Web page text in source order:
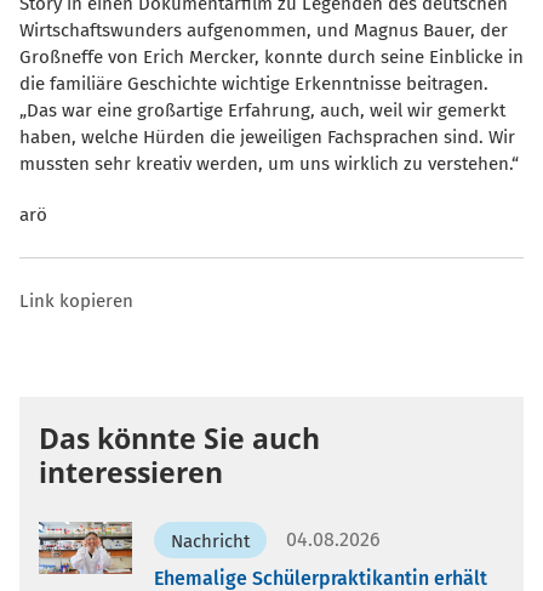
Wirtschaftswunders aufgenommen, und Magnus Bauer, der
Großneffe von Erich Mercker, konnte durch seine Einblicke in
die familiäre Geschichte wichtige Erkenntnisse beitragen.
Das war eine großartige Erfahrung, auch, weil wir gemerkt
haben, welche Hürden die jeweiligen Fachsprachen sind. Wir
mussten sehr kreativ werden, um uns wirklich zu verstehen.“
arö
Link kopieren
Das könnte Sie auch
interessieren
Nachricht
04.08.2026
Ehemalige Schülerpraktikantin erhält